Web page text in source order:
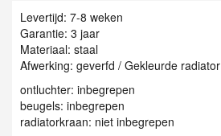
Levertijd: 7-8 weken
Garantie: 3 jaar
Materiaal: staal
Afwerking: geverfd / Gekleurde radiator
ontluchter: inbegrepen
beugels: inbegrepen
radiatorkraan: niet inbegrepen